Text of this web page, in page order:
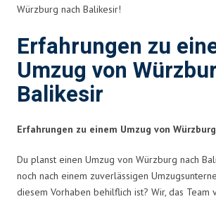
Würzburg nach Balikesir!
Erfahrungen zu
Umzug von
Balikesir
Erfahrungen zu einem Umzug von
Du planst einen Umzug von Würzburg nach
noch nach einem zuverlässigen
diesem Vorhaben behilflich ist? Wir, das Team